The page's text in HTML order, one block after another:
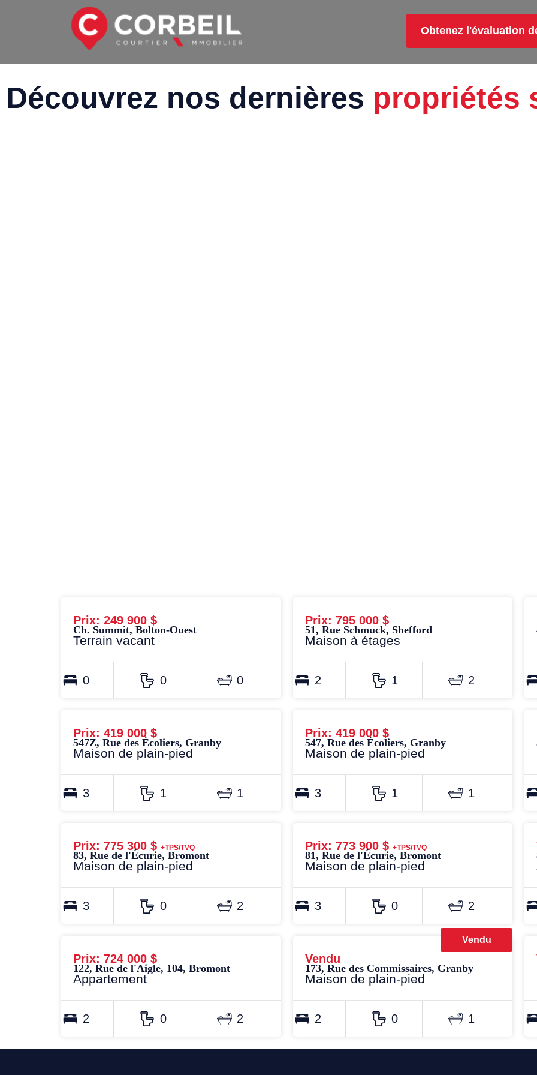
Obtenez l'évaluation
Découvrez nos dernières propriétés
Prix: 249 900 $
Ch. Summit, Bolton-Ouest
Terrain vacant
0 0 0
Prix: 795 000 $
51, Rue Schmuck, Shefford
Maison à étages
2 1 2
Prix: 419 000 $
547Z, Rue des Écoliers, Granby
Maison de plain-pied
3 1 1
Prix: 419 000 $
547, Rue des Écoliers, Granby
Maison de plain-pied
3 1 1
Prix: 775 300 $ +TPS/TVQ
83, Rue de l'Écurie, Bromont
Maison de plain-pied
3 0 2
Prix: 773 900 $ +TPS/TVQ
81, Rue de l'Écurie, Bromont
Maison de plain-pied
3 0 2
Prix: 724 000 $
122, Rue de l'Aigle, 104, Bromont
Appartement
2 0 2
Vendu
Vendu
173, Rue des Commissaires, Granby
Maison de plain-pied
2 0 1